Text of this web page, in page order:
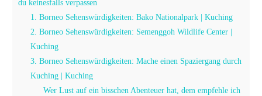
du keinesfalls verpassen
1. Borneo Sehenswürdigkeiten: Bako Nationalpark | Kuching
2. Borneo Sehenswürdigkeiten: Semenggoh Wildlife Center |
Kuching
3. Borneo Sehenswürdigkeiten: Mache einen Spaziergang durch
Kuching | Kuching
Wer Lust auf ein bisschen Abenteuer hat, dem empfehle ich